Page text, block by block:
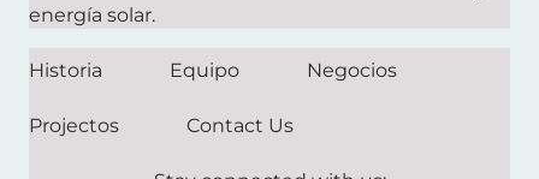
energía solar.
Historia Equipo Negocios
Projectos Contact Us